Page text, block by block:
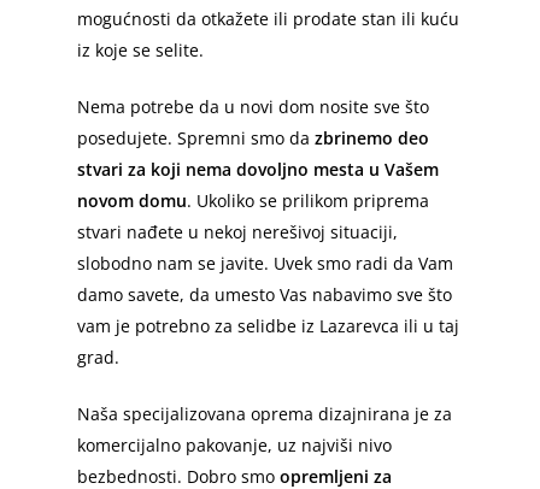
mogućnosti da otkažete ili prodate stan ili kuću
iz koje se selite.
Nema potrebe da u novi dom nosite sve što
posedujete. Spremni smo dazbrinemo deo
stvari za koji nema dovoljno mesta u Vašem
novom domu. Ukoliko se prilikom priprema
stvari nađete u nekoj nerešivoj situaciji,
slobodno nam se javite. Uvek smo radi da Vam
damo savete, da umesto Vas nabavimo sve što
vam je potrebno za selidbe iz Lazarevca ili u taj
grad.
Naša specijalizovana oprema dizajnirana je za
komercijalno pakovanje, uz najviši nivo
bezbednosti. Dobro smoopremljeni za